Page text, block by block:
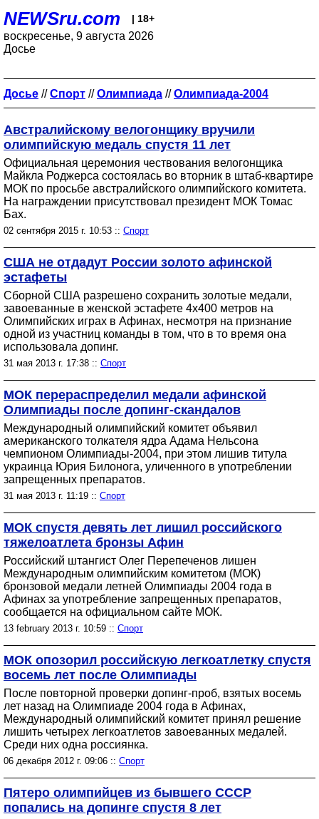
NEWSru.com | 18+
воскресенье, 9 августа 2026
Досье
Досье //Спорт //Олимпиада //Олимпиада-2004
Австралийскому велогонщику вручили
олимпийскую медаль спустя 11 лет
Официальная церемония чествования велогонщика
Майкла Роджерса состоялась во вторник в штаб-квартире
МОК по просьбе австралийского олимпийского комитета.
На награждении присутствовал президент МОК Томас
Бах.
02 сентября 2015 г. 10:53 :: Спорт
США не отдадут России золото афинской
эстафеты
Сборной США разрешено сохранить золотые медали,
завоеванные в женской эстафете 4х400 метров на
Олимпийских играх в Афинах, несмотря на признание
одной из участниц команды в том, что в то время она
использовала допинг.
31 мая 2013 г. 17:38 :: Спорт
МОК перераспределил медали афинской
Олимпиады после допинг-скандалов
Международный олимпийский комитет объявил
американского толкателя ядра Адама Нельсона
чемпионом Олимпиады-2004, при этом лишив титула
украинца Юрия Билонога, уличенного в употреблении
запрещенных препаратов.
31 мая 2013 г. 11:19 :: Спорт
МОК спустя девять лет лишил российского
тяжелоатлета бронзы Афин
Российский штангист Олег Перепеченов лишен
Международным олимпийским комитетом (МОК)
бронзовой медали летней Олимпиады 2004 года в
Афинах за употребление запрещенных препаратов,
сообщается на официальном сайте МОК.
13 february 2013 г. 10:59 :: Спорт
МОК опозорил российскую легкоатлетку спустя
восемь лет после Олимпиады
После повторной проверки допинг-проб, взятых восемь
лет назад на Олимпиаде 2004 года в Афинах,
Международный олимпийский комитет принял решение
лишить четырех легкоатлетов завоеванных медалей.
Среди них одна россиянка.
06 декабря 2012 г. 09:06 :: Спорт
Пятеро олимпийцев из бывшего СССР
попались на допинге спустя 8 лет